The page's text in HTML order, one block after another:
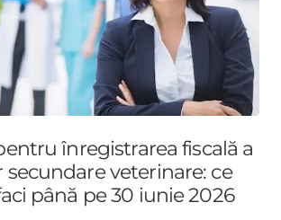
înregistrarea fiscală a
veterinare: ce
până pe 30 iunie 2026